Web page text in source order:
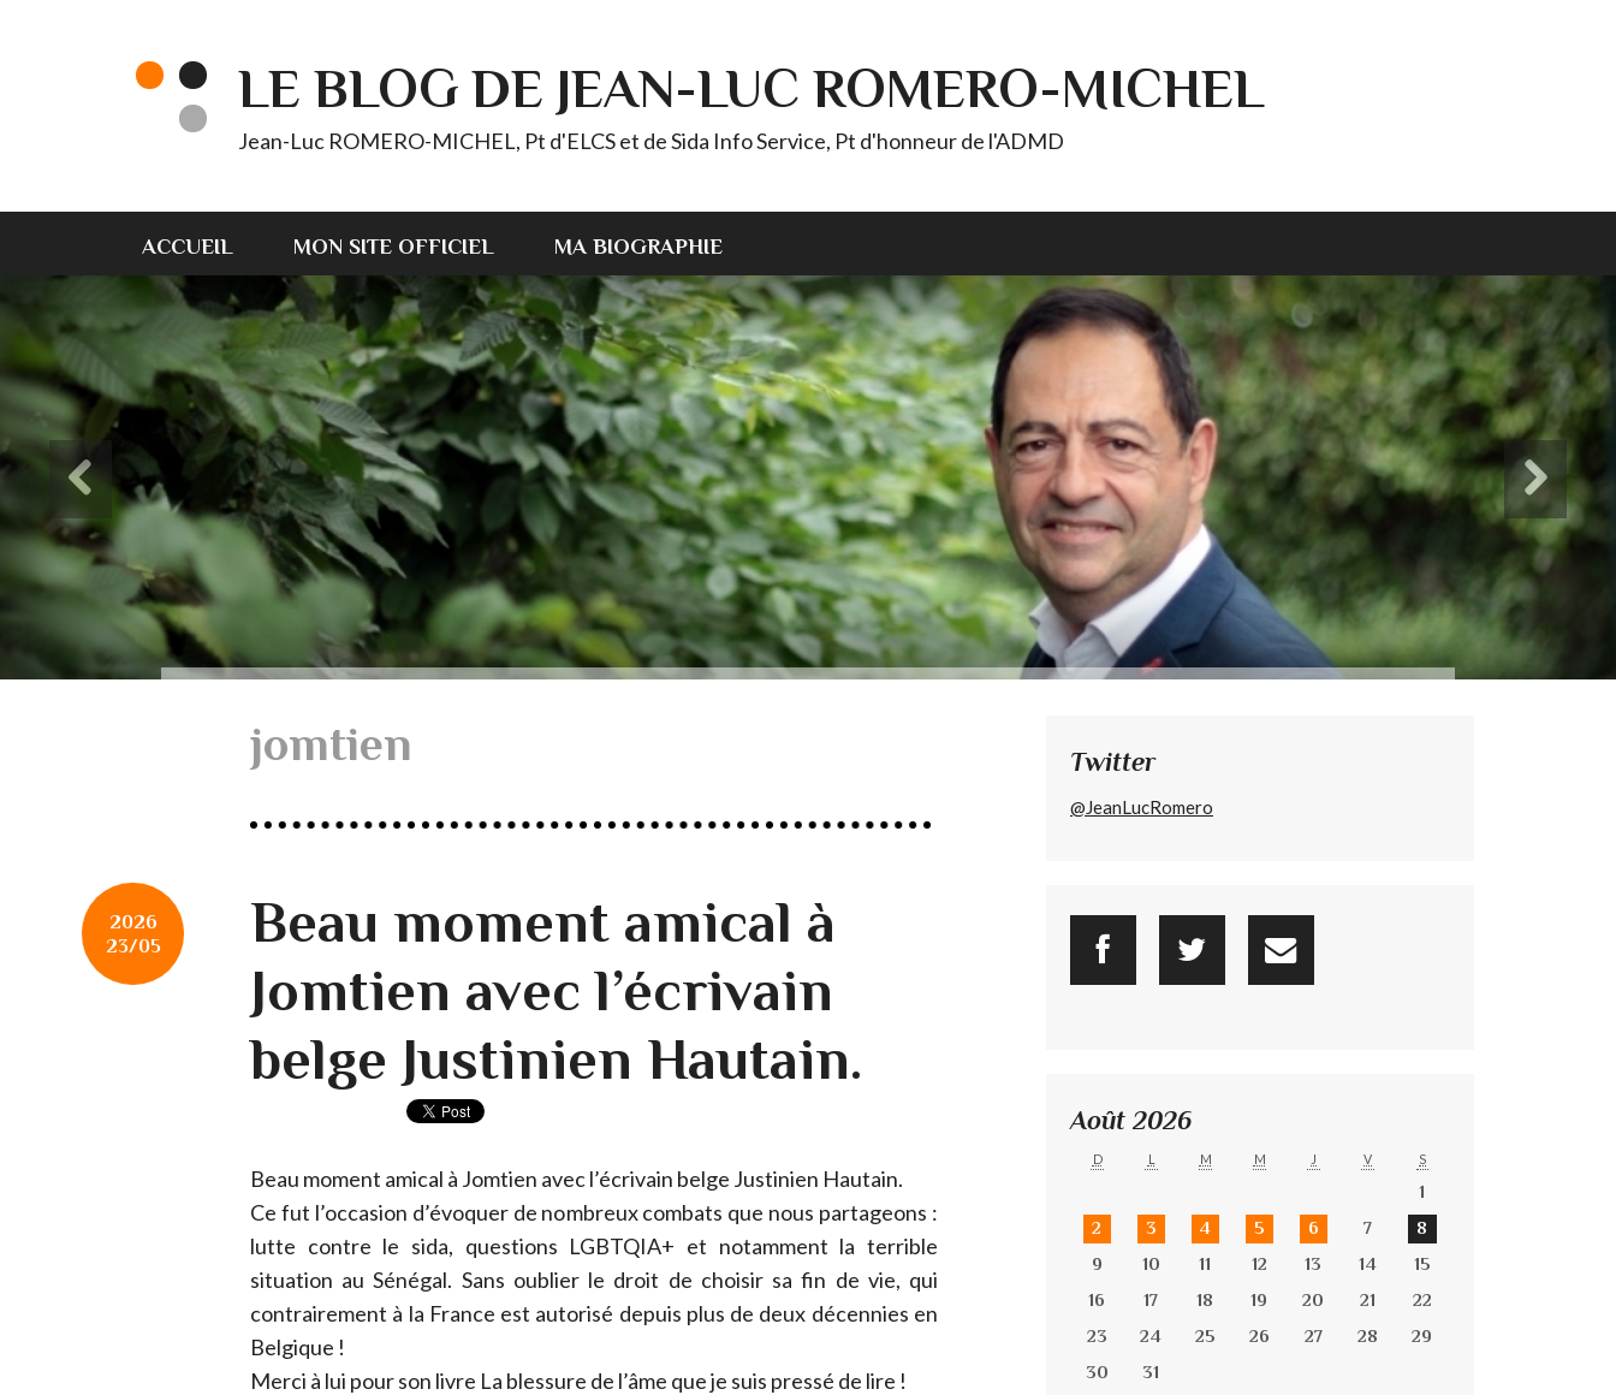
LE BLOG DE JEAN-LUC ROMERO-MICHEL
Jean-Luc ROMERO-MICHEL, Pt d'ELCS et de Sida Info Service, Pt d'honneur de l'ADMD
ACCUEIL MON SITE OFFICIEL MA BIOGRAPHIE
jomtien
2026
23/05
Beau moment amical à
Jomtien avec l’écrivain
belge Justinien Hautain.
Beau moment amical à Jomtien avec l’écrivain belge Justinien Hautain.
Ce fut l’occasion d’évoquer de nombreux combats que nous partageons :
lutte contre le sida, questions LGBTQIA+ et notamment la terrible
situation au Sénégal. Sans oublier le droit de choisir sa fin de vie, qui
contrairement à la France est autorisé depuis plus de deux décennies en
Belgique !
Merci à lui pour son livre La blessure de l’âme que je suis pressé de lire !
Twitter
@JeanLucRomero
Août 2026
D L M M J V S
1
2
3 4 5 6 7
8
9
10 11 12 13 14
15
16
17 18 19 20 21
22
23
24 25 26 27 28
29
30
31